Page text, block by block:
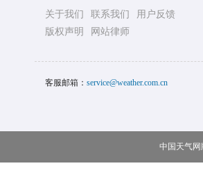
关于我们 联系我们
用户反馈
版权声明
网站律师
客服邮箱： service@weather.com.cn
中国天气